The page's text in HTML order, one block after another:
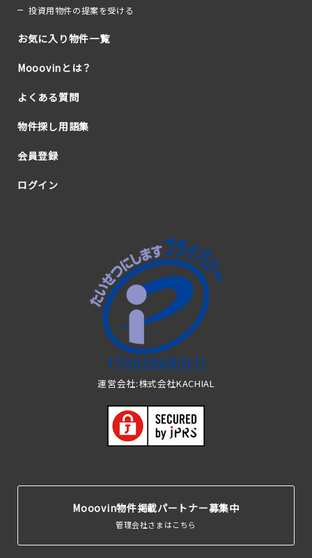
投資用物件の提案を受ける
お気に入り物件一覧
Mooovinとは？
よくある質問
物件探し用語集
会員登録
ログイン
運営会社:株式会社KACHIAL
Mooovin物件掲載パートナー募集中
管理会社さまはこちら